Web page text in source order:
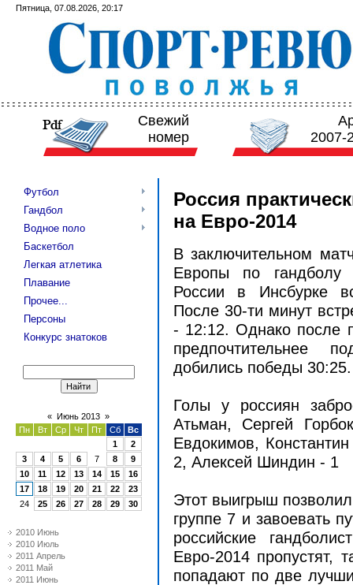
Пятница, 07.08.2026, 20:17
Свежий
номер
2007-
Футбол
Гандбол
Водное поло
Баскетбол
Легкая атлетика
Плавание
Прочее...
Персоны
Конкурс знатоков
« Июнь 2013 »
Пн
Вт Ср Чт Пт Сб
Вс
1
2
3
4 5 6 7 8
9
10
11 12 13 14 15
16
17
18 19 20 21 22
23
24
25 26 27 28 29 30
2010 Июнь
2010 Июль
2011 Апрель
2011 Май
2011 Июнь
Россия
на Евро-2014
В заключительном
Европы по гандболу
России в Инсбурке
После 30-ти минут
- 12:12. Однако после
предпочтительнее
добились победы
Голы у россиян
Атьман, Сергей
Евдокимов,
2, Алексей Шиндин - 1
Этот выигрыш
группе 7 и завоевать
российские
Евро-2014 пропустят,
попадают по две